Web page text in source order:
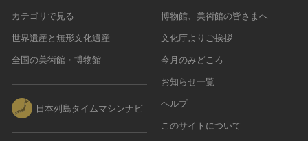
カテゴリで見る
世界遺産と無形文化遺産
全国の美術館・博物館
日本列島タイムマシンナビ
博物館、美術館の皆さまへ
文化庁よりご挨拶
今月のみどころ
お知らせ一覧
ヘルプ
このサイトについて